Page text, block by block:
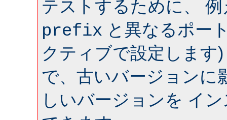
テストするために、
prefix と異なるポー
クティブで設定します
で、古いバージョンに
しいバージョンを イ